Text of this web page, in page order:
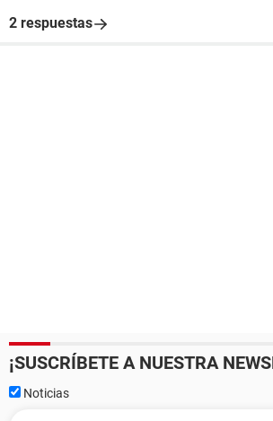
2 respuestas
¡SUSCRÍBETE A NUESTRA
Noticias